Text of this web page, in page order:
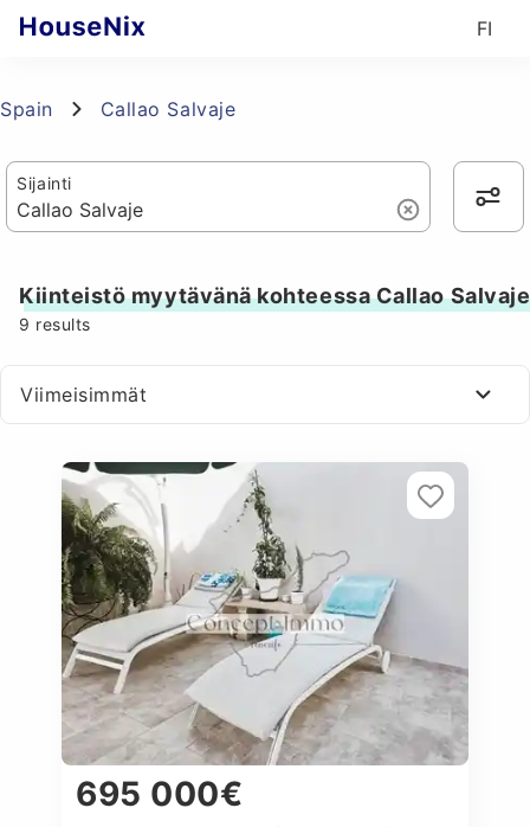
FI
Spain Callao Salvaje
Sijainti
Kiinteistö myytävänä kohteessa Callao Salvaje
9 results
Viimeisimmät
695 000€